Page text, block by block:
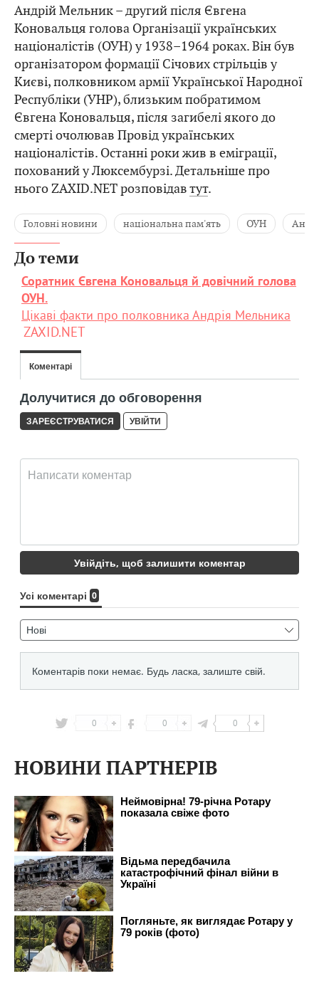
Андрій Мельник – другий після Євгена
Коновальця голова Організації українських
націоналістів (ОУН) у 1938–1964 роках. Він був
організатором формації Січових стрільців у
Києві, полковником армії Української Народної
Республіки (УНР), близьким побратимом
Євгена Коновальця, після загибелі якого до
смерті очолював Провід українських
націоналістів. Останні роки жив в еміграції,
похований у Люксембурзі. Детальніше про
нього ZAXID.NET розповідавтут.
Головні новини національна пам'ять ОУН
До теми
Соратник Євгена Коновальця й довічний голова
ОУН.
Цікаві факти про полковника Андрія Мельника
ZAXID.NET
0 0 0
НОВИНИ ПАРТНЕРІВ